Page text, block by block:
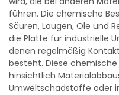
führen. Die chemische
Säuren, Laugen, Öle und
die Platte für industrielle
denen regelmäßig
besteht. Diese
hinsichtlich
Umweltschadstoffe oder